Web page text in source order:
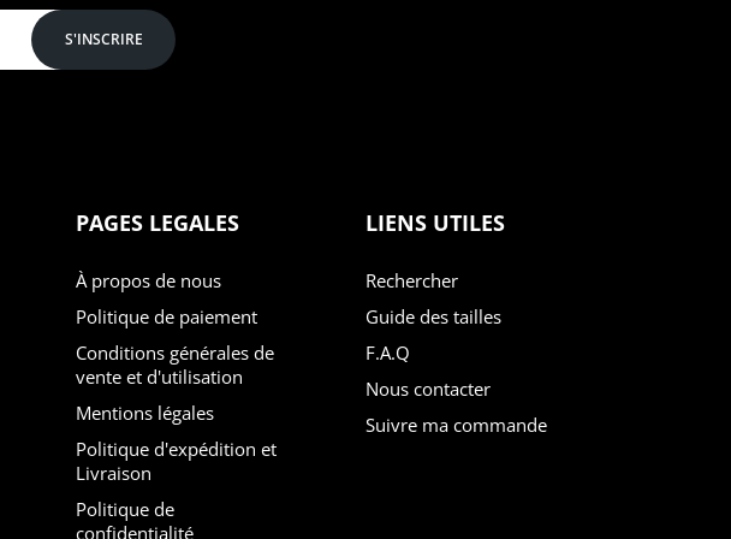
S'INSCRIRE
PAGES LEGALES
À propos de nous
Politique de paiement
Conditions générales de
vente et d'utilisation
Mentions légales
Politique d'expédition et
Livraison
Politique de
confidentialité
LIENS UTILES
Rechercher
Guide des tailles
F.A.Q
Nous contacter
Suivre ma commande